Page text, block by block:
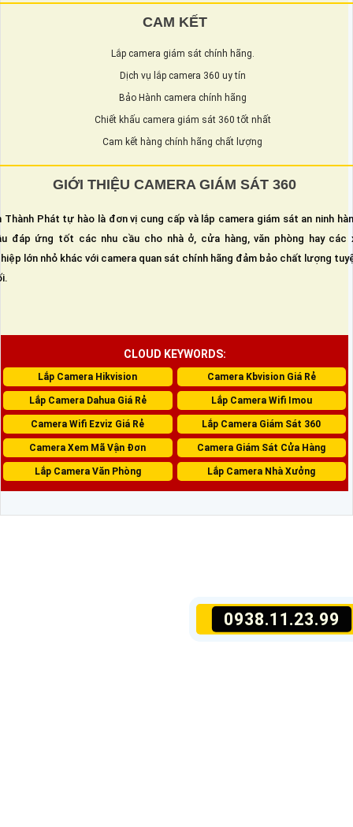
0938.11.23.99
CAM KẾT
Lắp camera giám sát chính hãng.
Dịch vụ lắp camera 360 uy tín
Bảo Hành camera chính hãng
Chiết khấu camera giám sát 360 tốt nhất
Cam kết hàng chính hãng chất lượng
GIỚI THIỆU CAMERA GIÁM SÁT 360
Thành Phát tự hào là đơn vị cung cấp và lắp camera giám sát an ninh
đáp ứng tốt các nhu cầu cho nhà ở, cửa hàng, văn phòng hay các
lớn nhỏ khác với camera quan sát chính hãng đảm bảo chất lượng
CLOUD KEYWORDS:
Lắp Camera Hikvision Camera Kbvision Giá Rẻ
Lắp Camera Dahua Giá Rẻ Lắp Camera Wifi Imou
Camera Wifi Ezviz Giá Rẻ Lắp Camera Giám Sát 360
Camera Xem Mã Vận Đơn Camera Giám Sát Cửa Hàng
Lắp Camera Văn Phòng Lắp Camera Nhà Xưởng